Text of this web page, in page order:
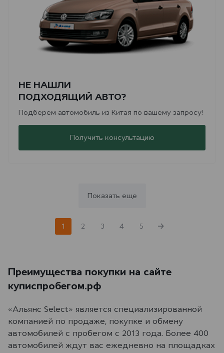
НЕ НАШЛИ
ПОДХОДЯЩИЙ АВТО?
Подберем автомобиль из Китая по вашему запросу!
Получить консультацию
Показать еще
1 2 3 4 5
Преимущества покупки на сайте
куписпробегом.рф
«Альянс Select» является специализированной
компанией по продаже, покупке и обмену
автомобилей с пробегом с 2013 года. Более 400
автомобилей ждут вас ежедневно на площадках